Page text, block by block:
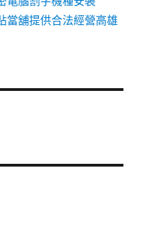
當舖提供合法經營高雄